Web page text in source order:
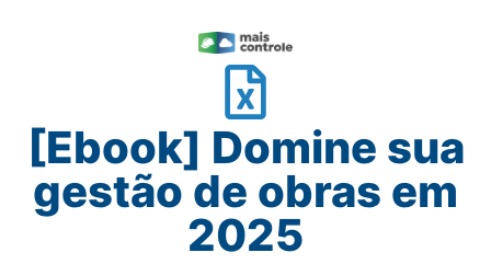
[Ebook] Domine sua
gestão de obras em
2025